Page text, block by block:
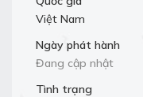
Việt Nam
Ngày phát hành
Đang cập nhật
Tình trạng